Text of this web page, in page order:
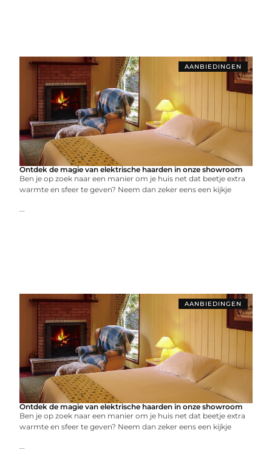
AANBIEDINGEN
Ontdek de magie van elektrische haarden in onze showroom
Ben je op zoek naar een manier om je huis net dat beetje extra
warmte en sfeer te geven? Neem dan zeker eens een kijkje
...
AANBIEDINGEN
Ontdek de magie van elektrische haarden in onze showroom
Ben je op zoek naar een manier om je huis net dat beetje extra
warmte en sfeer te geven? Neem dan zeker eens een kijkje
...